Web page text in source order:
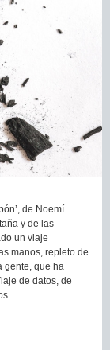
de Noemí
y de las
un viaje
manos, repleto de
gente, que ha
de datos, de